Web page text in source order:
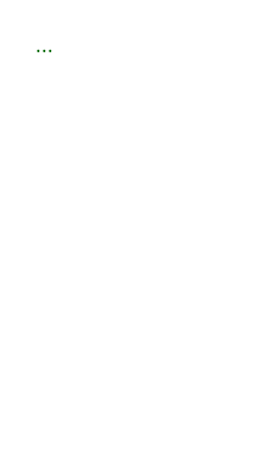
...